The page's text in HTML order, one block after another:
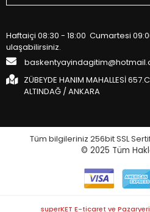
Haftaiçi 08:30 - 18:00 Cumartesi
ulaşabilirsiniz.
ZÜBEYDE HANIM MAHALLESİ
ALTINDAĞ / ANKARA
Tüm bilgileriniz 256bit SSL
© 2025 Tüm
superKET E-ticaret ve